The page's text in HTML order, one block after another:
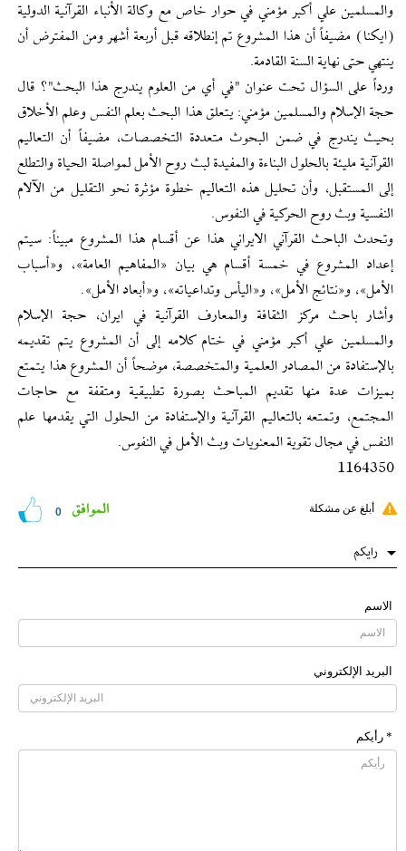
والمسلمين علي أكبر مؤمني في حوار خاص مع وكالة الأنباء القرآنية الدولية
(ايكنا) مضيفاً أن هذا المشروع تم إنطلاقه قبل أربعة أشهر ومن المفترض أن
ينتهي حتى نهاية السنة القادمة.
ورداً على السؤال تحت عنوان "في أي من العلوم يندرج هذا البحث"؟ قال
حجة الإسلام والمسلمين مؤمني: يتعلق هذا البحث بعلم النفس وعلم الأخلاق
بحيث يندرج في ضمن البحوث متعددة التخصصات، مضيفاً أن التعاليم
القرآنية مليئة بالحلول البناءة والمفيدة لبث روح الأمل لمواصلة الحياة والتطلع
إلى المستقبل، وأن تحليل هذه التعاليم خطوة مؤثرة نحو التقليل من الآلام
النفسية وبث روح الحركية في النفوس.
وتحدث الباحث القرآني الايراني هذا عن أقسام هذا المشروع مبيناً: سيتم
إعداد المشروع في خمسة أقسام هي بيان «المفاهيم العامة»، و«أسباب
الأمل»، و«نتائج الأمل»، و«اليأس وتداعياته»، و«أبعاد الأمل».
وأشار باحث مركز الثقافة والمعارف القرآنية في ايران، حجة الإسلام
والمسلمين علي أكبر مؤمني في ختام كلامه إلى أن المشروع يتم تقديمه
بالإستفادة من المصادر العلمية والمتخصصة، موضحاً أن المشروع هذا يتمتع
بميزات عدة منها تقديم المباحث بصورة تطبيقية ومتقفة مع حاجات
المجتمع، وتمتعه بالتعاليم القرآنية والإستفادة من الحلول التي يقدمها علم
النفس في مجال تقوية المعنويات وبث الأمل في النفوس.
1164350
أبلغ عن مشكلة 0 الموافق
رایکم
الاسم
البرید الإلکتروني
* رأیکم